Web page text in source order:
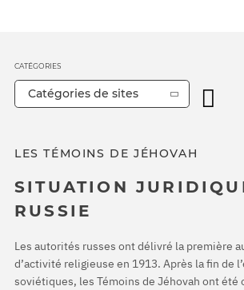
LES TÉMOINS DE JÉHOVAH
SITUATION
RUSSIE
Les autorités russes ont délivré la première
d’activité religieuse en 1913. Après la fin de
soviétiques, les Témoins de Jéhovah ont
CATÉGORIES
Catégories de sites